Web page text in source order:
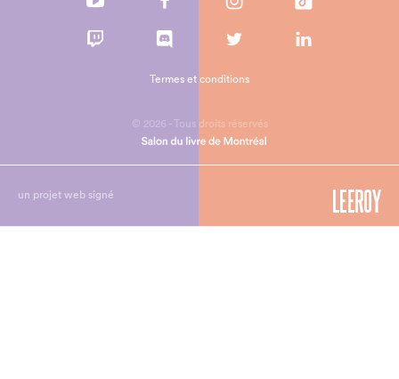
© 2026 - Tous droits réservés
Termes et conditions
un projet web signé